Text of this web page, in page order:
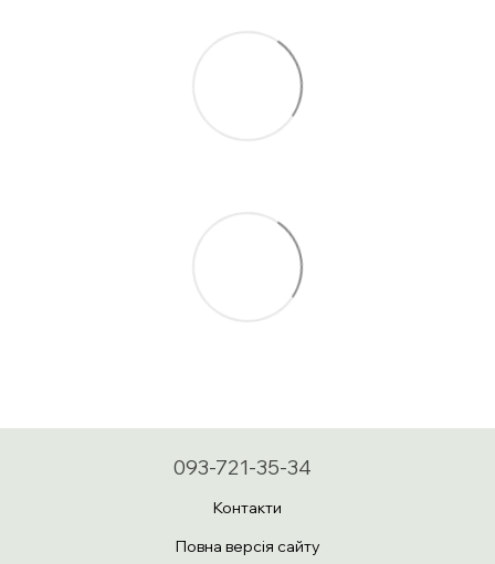
093-721-35-34
Контакти
Повна версія сайту